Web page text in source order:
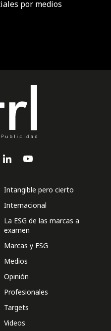
por medios
Intangible pero cierto
Internacional
La ESG de las marcas a
examen
Marcas y ESG
Medios
Opinión
Profesionales
Targets
Videos